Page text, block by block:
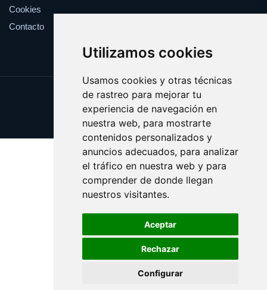
Utilizamos cookies
Usamos cookies y otras técnicas
de rastreo para mejorar tu
experiencia de navegación en
nuestra web, para mostrarte
contenidos personalizados y
anuncios adecuados, para analizar
el tráfico en nuestra web y para
comprender de donde llegan
nuestros visitantes.
Aceptar
Rechazar
Configurar
Cookies
Contacto
Update cookies preferences
Copyright © 2025 esotericos.es